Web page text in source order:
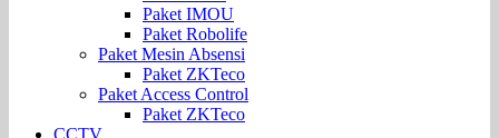
Paket IMOU
Paket Robolife
Paket Mesin Absensi
Paket ZKTeco
Paket Access Control
Paket ZKTeco
CCTV